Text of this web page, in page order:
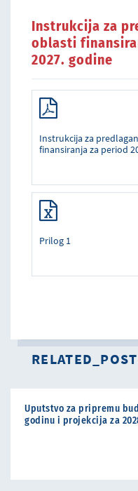
Instrukcija za
oblasti
2027. godine
Instrukcija za
finansiranja za period
Prilog 1
Uputstvo za pripremu
godinu i projekcija za